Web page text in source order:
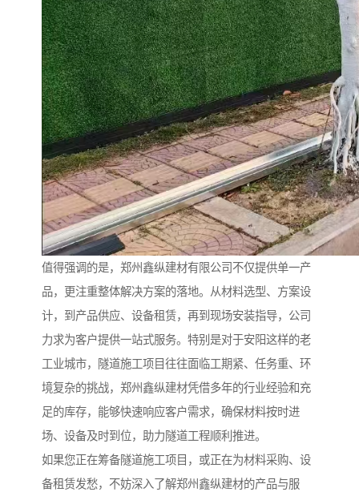
值得强调的是，郑州鑫纵建材有限公司不仅提供单一产
品，更注重整体解决方案的落地。从材料选型、方案设
计，到产品供应、设备租赁，再到现场安装指导，公司
力求为客户提供一站式服务。特别是对于安阳这样的老
工业城市，隧道施工项目往往面临工期紧、任务重、环
境复杂的挑战，郑州鑫纵建材凭借多年的行业经验和充
足的库存，能够快速响应客户需求，确保材料按时进
场、设备及时到位，助力隧道工程顺利推进。
如果您正在筹备隧道施工项目，或正在为材料采购、设
备租赁发愁，不妨深入了解郑州鑫纵建材的产品与服